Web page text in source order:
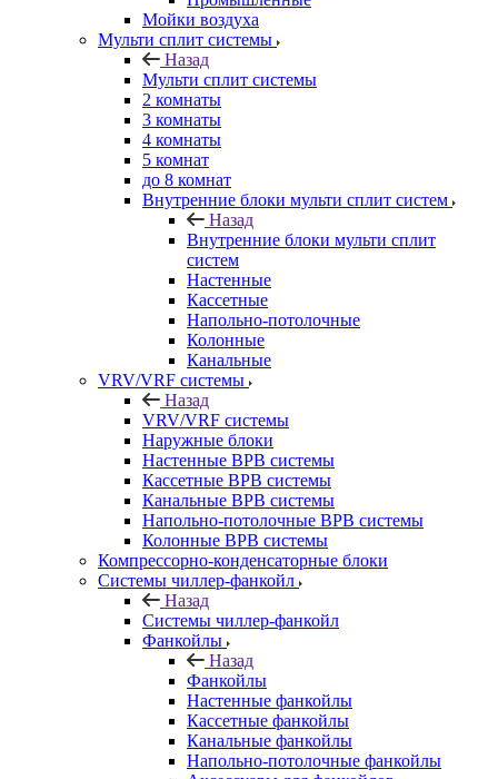
Мойки воздуха
Мульти сплит системы
Назад
Мульти сплит системы
2 комнаты
3 комнаты
4 комнаты
5 комнат
до 8 комнат
Внутренние блоки мульти сплит систем
Назад
Внутренние блоки мульти сплит
систем
Настенные
Кассетные
Напольно-потолочные
Колонные
Канальные
VRV/VRF системы
Назад
VRV/VRF системы
Наружные блоки
Настенные ВРВ системы
Кассетные ВРВ системы
Канальные ВРВ системы
Напольно-потолочные ВРВ системы
Колонные ВРВ системы
Компрессорно-конденсаторные блоки
Системы чиллер-фанкойл
Назад
Системы чиллер-фанкойл
Фанкойлы
Назад
Фанкойлы
Настенные фанкойлы
Кассетные фанкойлы
Канальные фанкойлы
Напольно-потолочные фанкойлы